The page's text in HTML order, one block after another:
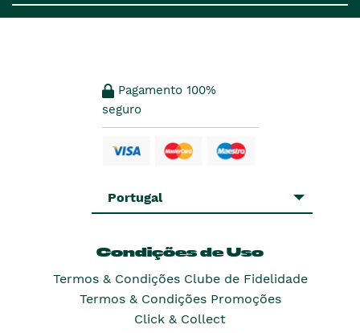
Pagamento 100%
seguro
Portugal
Condições de Uso
Termos & Condições Clube de Fidelidade
Termos & Condições Promoções
Click & Collect